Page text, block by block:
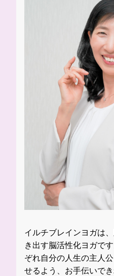
イルチブレインヨガは
き出す脳活性化ヨガで
ぞれ自分の人生の主人
せるよう、お手伝いでき